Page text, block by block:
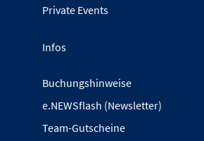
Private Events
Infos
Buchungshinweise
e.NEWSflash (Newsletter)
Team-Gutscheine